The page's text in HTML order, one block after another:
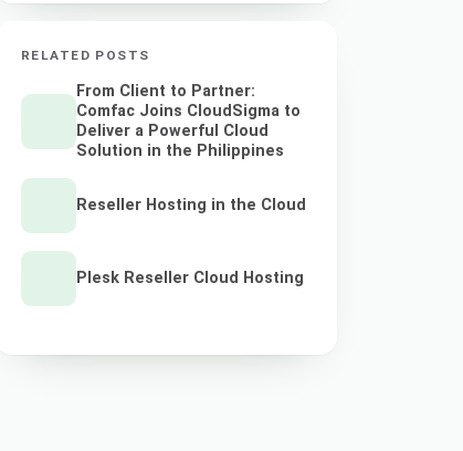
RELATED POSTS
From Client to Partner:
Comfac Joins CloudSigma to
Deliver a Powerful Cloud
Solution in the Philippines
Reseller Hosting in the Cloud
Plesk Reseller Cloud Hosting